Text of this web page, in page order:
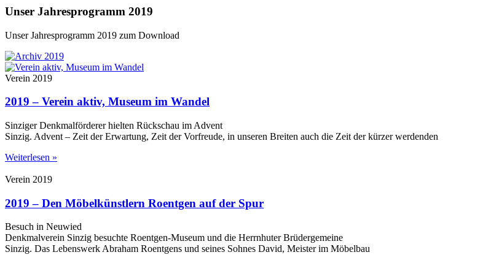
Unser Jahresprogramm 2019
Unser Jahresprogramm 2019 zum Download
Verein 2019
2019 – Verein aktiv, Museum im Wandel
Sinziger Denkmalförderer hielten Rückschau im Advent
Sinzig. Advent – Zeit der Erwartung, Zeit der Vorfreude, in unseren Breiten auch die Zeit der kürzer werdenden
Weiterlesen »
Verein 2019
2019 – Den Möbelkünstlern Roentgen auf der Spur
Besuch in Neuwied
Denkmalverein Sinzig besuchte Roentgen-Museum und die Herrnhuter Brüdergemeine
Sinzig. Das Lebenswerk Abraham Roentgens und seines Sohnes David, Meister im Möbelbau